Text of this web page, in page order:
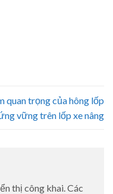
quan trọng của hông lốp
vững trên lốp xe nâng
thị công khai. Các